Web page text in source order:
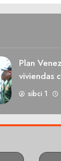
Plan
viviendas
sibci 1